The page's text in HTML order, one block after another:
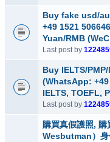
Buy fake usd/
+49 1521
Yuan/RMB
Last post by
Buy IELTS/
(WhatsApp: +49
IELTS, TOEFL,
Last post by
購買真假護照, 購
Wesbutman）身